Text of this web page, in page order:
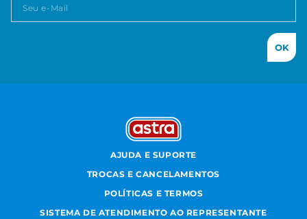
OK
AJUDA E SUPORTE
TROCAS E CANCELAMENTOS
POLÍTICAS E TERMOS
SISTEMA DE ATENDIMENTO AO REPRESENTANTE